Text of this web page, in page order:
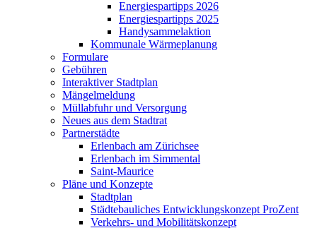
Energiespartipps 2026
Energiespartipps 2025
Handysammelaktion
Kommunale Wärmeplanung
Formulare
Gebühren
Interaktiver Stadtplan
Mängelmeldung
Müllabfuhr und Versorgung
Neues aus dem Stadtrat
Partnerstädte
Erlenbach am Zürichsee
Erlenbach im Simmental
Saint-Maurice
Pläne und Konzepte
Stadtplan
Städtebauliches Entwicklungskonzept ProZent
Verkehrs- und Mobilitätskonzept